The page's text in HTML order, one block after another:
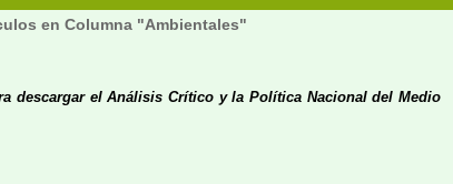
en Columna "Ambientales"
descargar el Análisis Crítico y la Política Nacional del Medio